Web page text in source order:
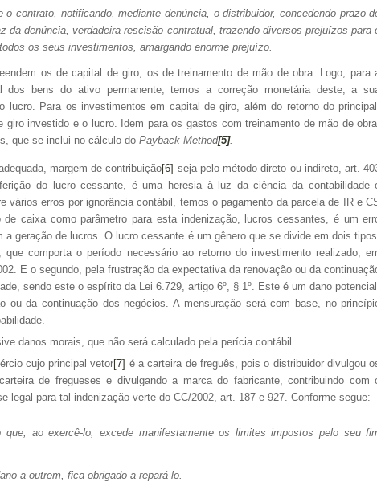
contrato, notificando, mediante denúncia, o distribuidor, concedendo prazo
denúncia, verdadeira rescisão contratual, trazendo diversos prejuízos para
os seus investimentos, amargando enorme prejuízo.
os de capital de giro, os de treinamento de mão de obra. Logo, para
dos bens do ativo permanente, temos a correção monetária deste; a
lucro. Para os investimentos em capital de giro, além do retorno do
investido e o lucro. Idem para os gastos com treinamento de mão de
que se inclui no cálculo do Payback Method[5].
margem de contribuição[6] seja pelo método direto ou indireto, art.
do lucro cessante, é uma heresia à luz da ciência da contabilidade
erros por ignorância contábil, temos o pagamento da parcela de IR e
caixa como parâmetro para esta indenização, lucros cessantes, é um
geração de lucros. O lucro cessante é um gênero que se divide em dois
comporta o período necessário ao retorno do investimento realizado,
E o segundo, pela frustração da expectativa da renovação ou da
sendo este o espírito da Lei 6.729, artigo 6º, § 1º. Este é um dano
ou da continuação dos negócios. A mensuração será com base, no
danos morais, que não será calculado pela perícia contábil.
cujo principal vetor[7] é a carteira de freguês, pois o distribuidor divulgou
de fregueses e divulgando a marca do fabricante, contribuindo com
legal para tal indenização verte do CC/2002, art. 187 e 927. Conforme segue:
ao exercê-lo, excede manifestamente os limites impostos pelo seu
a outrem, fica obrigado a repará-lo.